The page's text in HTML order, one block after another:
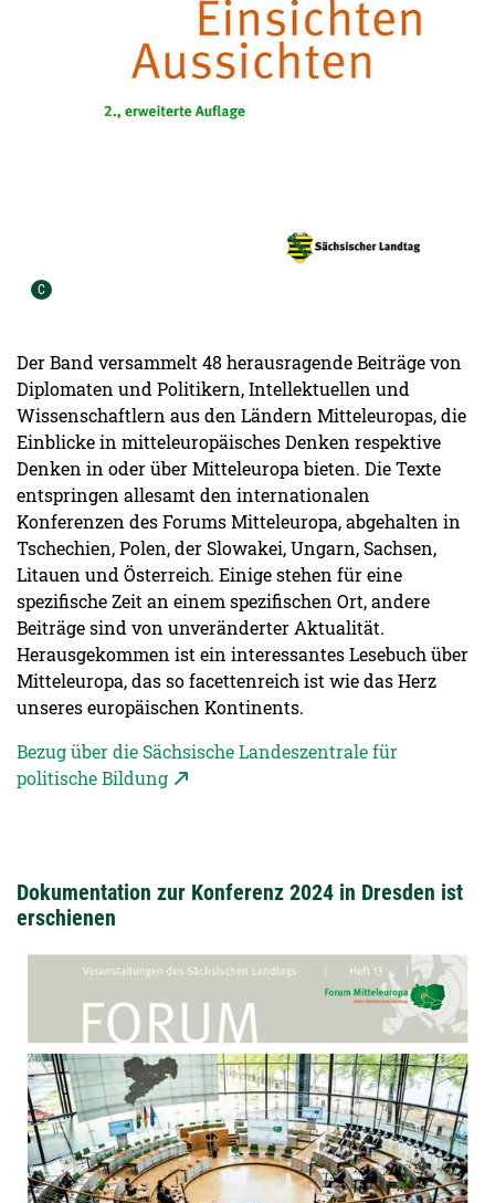
C
Der Band versammelt 48 herausragende Beiträge von
Diplomaten und Politikern, Intellektuellen und
Wissenschaftlern aus den Ländern Mitteleuropas, die
Einblicke in mitteleuropäisches Denken respektive
Denken in oder über Mitteleuropa bieten. Die Texte
entspringen allesamt den internationalen
Konferenzen des Forums Mitteleuropa, abgehalten in
Tschechien, Polen, der Slowakei, Ungarn, Sachsen,
Litauen und Österreich. Einige stehen für eine
spezifische Zeit an einem spezifischen Ort, andere
Beiträge sind von unveränderter Aktualität.
Herausgekommen ist ein interessantes Lesebuch über
Mitteleuropa, das so facettenreich ist wie das Herz
unseres europäischen Kontinents.
Bezug über die Sächsische Landeszentrale für
politische Bildung
Dokumentation zur Konferenz 2024 in Dresden ist
erschienen